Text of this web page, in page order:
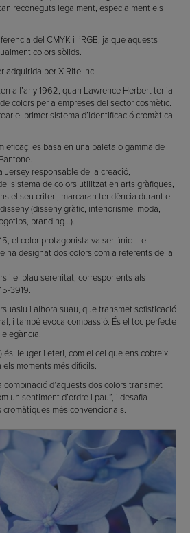
reconeguts legalment, especialment els
del CMYK i l’RGB, ja que aquests
colors sòlids.
adquirida per X-Rite Inc.
a l’any 1962, quan Lawrence Herbert tenia
colors per a empreses del sector cosmètic.
el primer sistema d’identificació cromàtica
eficaç: es basa en una paleta o gamma de
Jersey responsable de la creació,
sistema de colors utilitzat en arts gràfiques,
el seu criteri, marcaran tendència durant el
(disseny gràfic, interiorisme, moda,
branding…).
el color protagonista va ser únic —el
ha designat dos colors com a referents de la
i el blau serenitat, corresponents als
3919.
i alhora suau, que transmet sofisticació
i també evoca compassió. És el toc perfecte
és lleuger i eteri, com el cel que ens cobreix.
moments més difícils.
combinació d’aquests dos colors transmet
un sentiment d’ordre i pau”, i desafia
més convencionals.